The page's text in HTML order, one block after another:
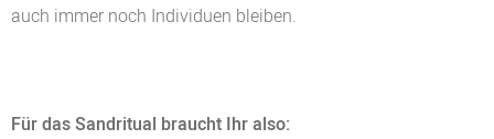
auch immer noch Individuen bleiben.
Für das Sandritual braucht Ihr also: